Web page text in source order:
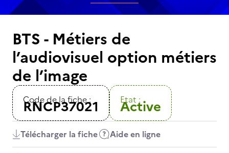
BTS - Métiers de
l’audiovisuel option métiers
de l’image
Code de la fiche :
RNCP37021 Etat :
Active
Télécharger la fiche Aide en ligne